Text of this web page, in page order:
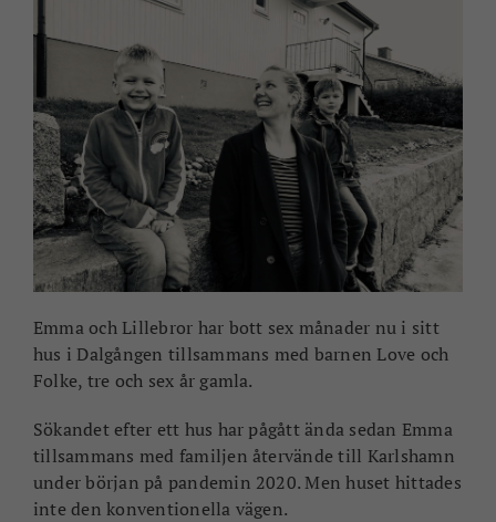
Emma och Lillebror har bott sex månader nu i sitt
hus i Dalgången tillsammans med barnen Love och
Folke, tre och sex år gamla.
Sökandet efter ett hus har pågått ända sedan Emma
tillsammans med familjen återvände till Karlshamn
under början på pandemin 2020. Men huset hittades
inte den konventionella vägen.